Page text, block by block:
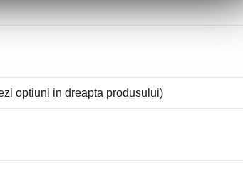
optiuni in dreapta produsului)